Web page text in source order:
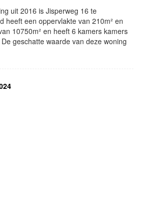
uit 2016 is Jisperweg 16 te
heeft een oppervlakte van 210m² en
10750m² en heeft 6 kamers kamers
geschatte waarde van deze woning